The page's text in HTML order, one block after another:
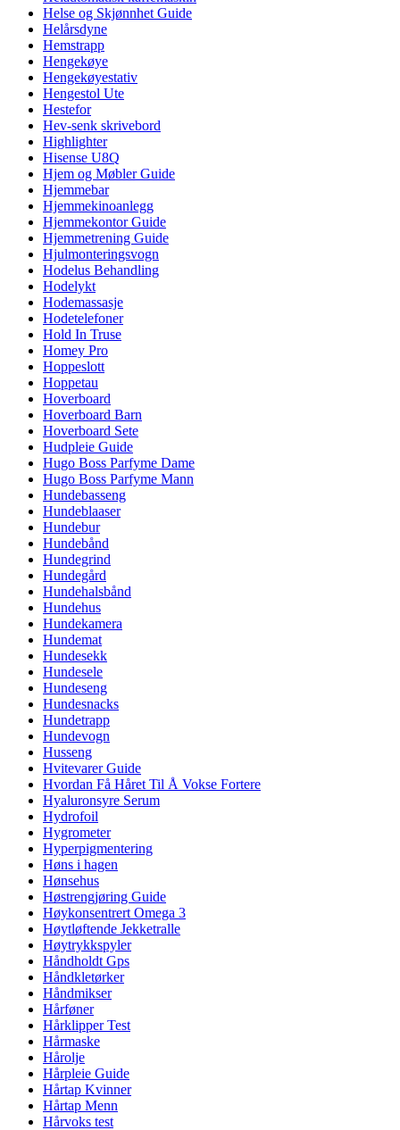
Helse og Skjønnhet Guide
Helårsdyne
Hemstrapp
Hengekøye
Hengekøyestativ
Hengestol Ute
Hestefor
Hev-senk skrivebord
Highlighter
Hisense U8Q
Hjem og Møbler Guide
Hjemmebar
Hjemmekinoanlegg
Hjemmekontor Guide
Hjemmetrening Guide
Hjulmonteringsvogn
Hodelus Behandling
Hodelykt
Hodemassasje
Hodetelefoner
Hold In Truse
Homey Pro
Hoppeslott
Hoppetau
Hoverboard
Hoverboard Barn
Hoverboard Sete
Hudpleie Guide
Hugo Boss Parfyme Dame
Hugo Boss Parfyme Mann
Hundebasseng
Hundeblaaser
Hundebur
Hundebånd
Hundegrind
Hundegård
Hundehalsbånd
Hundehus
Hundekamera
Hundemat
Hundesekk
Hundesele
Hundeseng
Hundesnacks
Hundetrapp
Hundevogn
Husseng
Hvitevarer Guide
Hvordan Få Håret Til Å Vokse Fortere
Hyaluronsyre Serum
Hydrofoil
Hygrometer
Hyperpigmentering
Høns i hagen
Hønsehus
Høstrengjøring Guide
Høykonsentrert Omega 3
Høytløftende Jekketralle
Høytrykkspyler
Håndholdt Gps
Håndkletørker
Håndmikser
Hårføner
Hårklipper Test
Hårmaske
Hårolje
Hårpleie Guide
Hårtap Kvinner
Hårtap Menn
Hårvoks test